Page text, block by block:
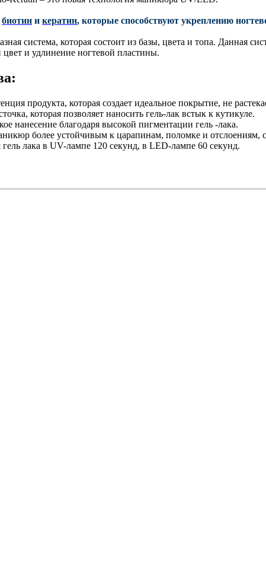
биотин и кератин, которые способствуют укреплению
система, которая состоит из базы, цвета и топа. Данная
и удлинение ногтевой пластины.
продукта, которая создает идеальное покрытие, не
которая позволяет наносить гель-лак встык к кутикуле.
нанесение благодаря высокой пигментации гель -лака.
более устойчивым к царапинам, поломке и отслоениям,
лака в UV-лампе 120 секунд, в LED-лампе 60 секунд.